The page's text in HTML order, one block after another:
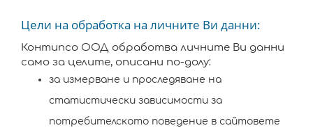
Цели на обработка на личните Ви данни:
Контипсо ООД обработва личните Ви данни
само за целите, описани по-долу:
за измерване и проследяване на
статистически зависимости за
потребителското поведение в сайтовете